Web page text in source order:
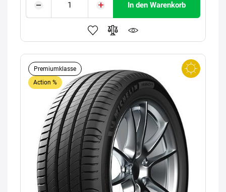
In den Warenkorb
Premiumklasse
Action %